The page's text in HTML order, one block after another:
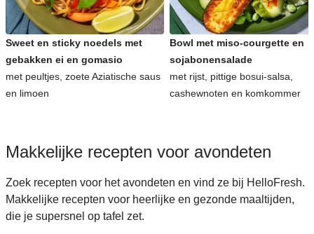
Sweet en sticky noedels met
gebakken ei en gomasio
met peultjes, zoete Aziatische saus
en limoen
Bowl met miso-courgette en
sojabonensalade
met rijst, pittige bosui-salsa,
cashewnoten en komkommer
Makkelijke recepten voor avondeten
Zoek recepten voor het avondeten en vind ze bij HelloFresh.
Makkelijke recepten voor heerlijke en gezonde maaltijden,
die je supersnel op tafel zet.